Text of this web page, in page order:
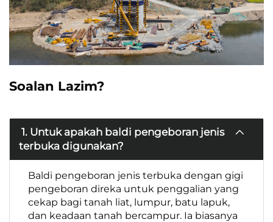
Soalan Lazim?
1. Untuk apakah baldi pengeboran jenis
terbuka digunakan?
Baldi pengeboran jenis terbuka dengan gigi
pengeboran direka untuk penggalian yang
cekap bagi tanah liat, lumpur, batu lapuk,
dan keadaan tanah bercampur. Ia biasanya